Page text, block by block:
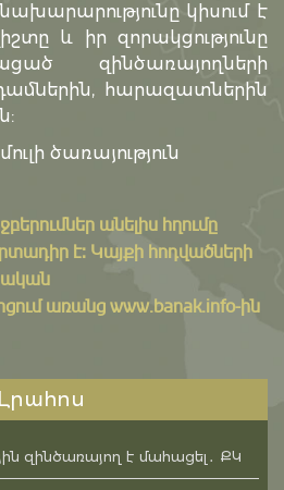
կիսում է
և իր զորակցությունը
զինծառայողների
հարազատներին
ծառայություն
անելիս հղումը
է: Կայքի հոդվածների
առանց www.banak.info-ին
Լրահոս
զինծառայող է մահացել․ ՔԿ